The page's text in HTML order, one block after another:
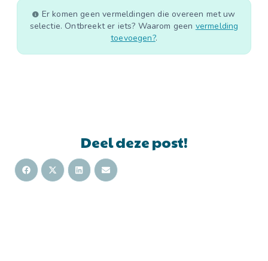
Er komen geen vermeldingen die overeen met uw
selectie. Ontbreekt er iets? Waarom geen vermelding
toevoegen?.
Deel deze post!